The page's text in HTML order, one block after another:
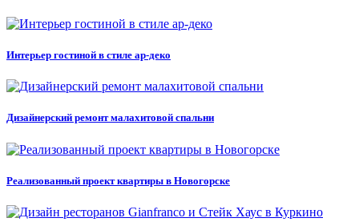
Интерьер гостиной в стиле ар-деко
Дизайнерский ремонт малахитовой спальни
Реализованный проект квартиры в Новогорске